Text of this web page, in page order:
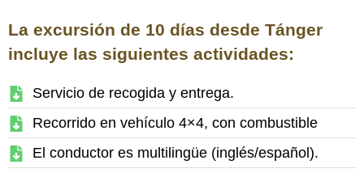
La excursión de 10 días desde Tánger
incluye las siguientes actividades:
Servicio de recogida y entrega.
Recorrido en vehículo 4×4, con combustible
El conductor es multilingüe (inglés/español).